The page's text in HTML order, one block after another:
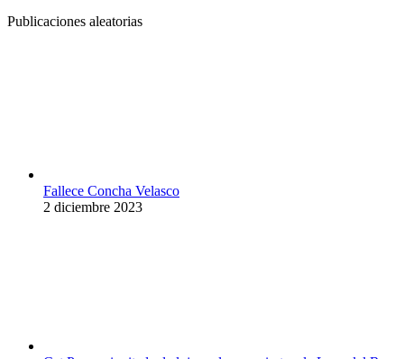
Publicaciones aleatorias
Fallece Concha Velasco
2 diciembre 2023